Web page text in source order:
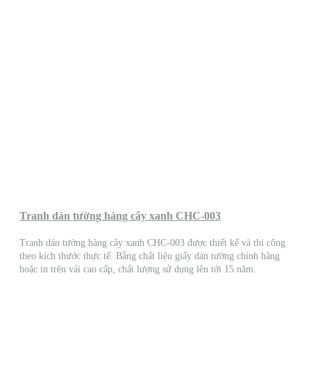
Tranh dán tường hàng cây xanh CHC-003
Tranh dán tường hàng cây xanh CHC-003 được thiết kế và thi công
theo kích thước thực tế. Bằng chất liệu giấy dán tường chính hãng
hoặc in trên vải cao cấp, chất lượng sử dụng lên tới 15 năm.